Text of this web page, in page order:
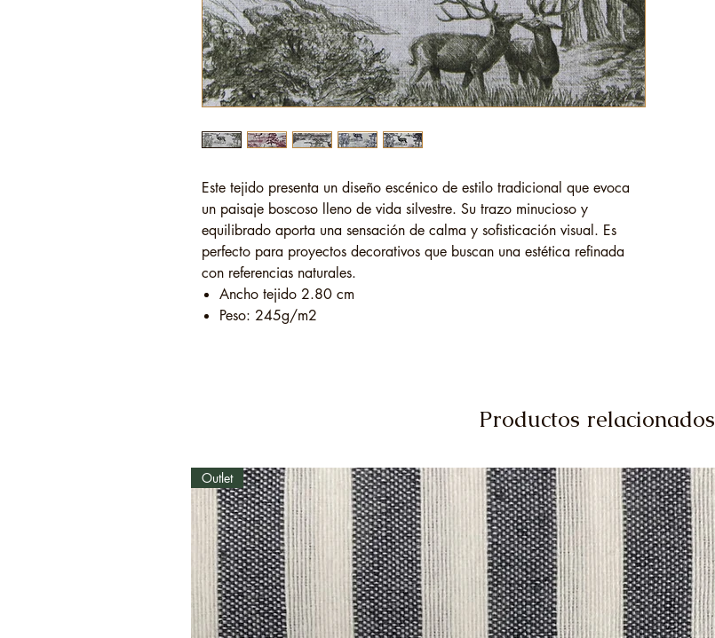
Este tejido presenta un diseño escénico de estilo tradicional que evoca
un paisaje boscoso lleno de vida silvestre. Su trazo minucioso y
equilibrado aporta una sensación de calma y sofisticación visual. Es
perfecto para proyectos decorativos que buscan una estética refinada
con referencias naturales.
Ancho tejido 2.80 cm
Peso: 245g/m2
Productos relacionados
Outlet